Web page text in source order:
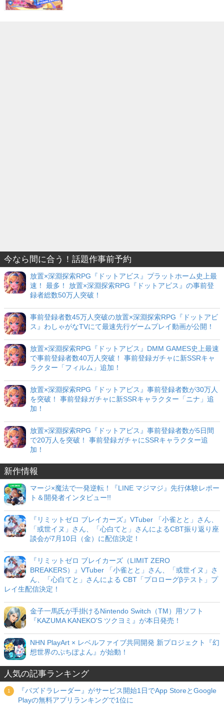
今なら間に合う！話題作事前予約
放置×深淵探索RPG『ドットアビス』プラットホーム史上最
速！ 最多！ 放置×深淵探索RPG『ドットアビス』の事前登
録者総数50万人突破！
事前登録者数45万人突破の放置×深淵探索RPG『ドットアビ
ス』わしゃがなTVにて最速先行ゲームプレイ動画が公開！
放置×深淵探索RPG『ドットアビス』DMM GAMES史上最速
で事前登録者数40万人突破！ 事前登録ガチャに新SSRキャ
ラクター「フィルム」追加！
放置×深淵探索RPG『ドットアビス』事前登録者数が30万人
を突破！ 事前登録ガチャに新SSRキャラクター「ニナ」追
加！
放置×深淵探索RPG『ドットアビス』事前登録者数が5日間
で20万人を突破！ 事前登録ガチャにSSRキャラクター追
加！
新作情報
マージ×魔法で一発逆転！『LINE マジマジ』先行体験レポー
ト＆開発者インタビュー!!
『リミットゼロ ブレイカーズ』VTuber 「小雀とと」さん、
「或世イヌ」さん、「心白てと」さんによるCBT振り返り座
談会が7月10日（金）に配信決定！
『リミットゼロ ブレイカーズ（LIMIT ZERO
BREAKERS）』VTuber 「小雀とと」さん、「或世イヌ」さ
ん、「心白てと」さんによる CBT「プロローグβテスト」プ
レイ生配信決定！
金子一馬氏が手掛けるNintendo Switch（TM）用ソフト
『KAZUMA KANEKO'S ツクヨミ』が本日発売！
NHN PlayArt × レベルファイブ共同開発 新プロジェクト『幻
想世界のぷちぽよん』が始動！
人気の記事ランキング
『パズドラレーダー』がサービス開始1日でApp StoreとGoogle
Playの無料アプリランキングで1位に